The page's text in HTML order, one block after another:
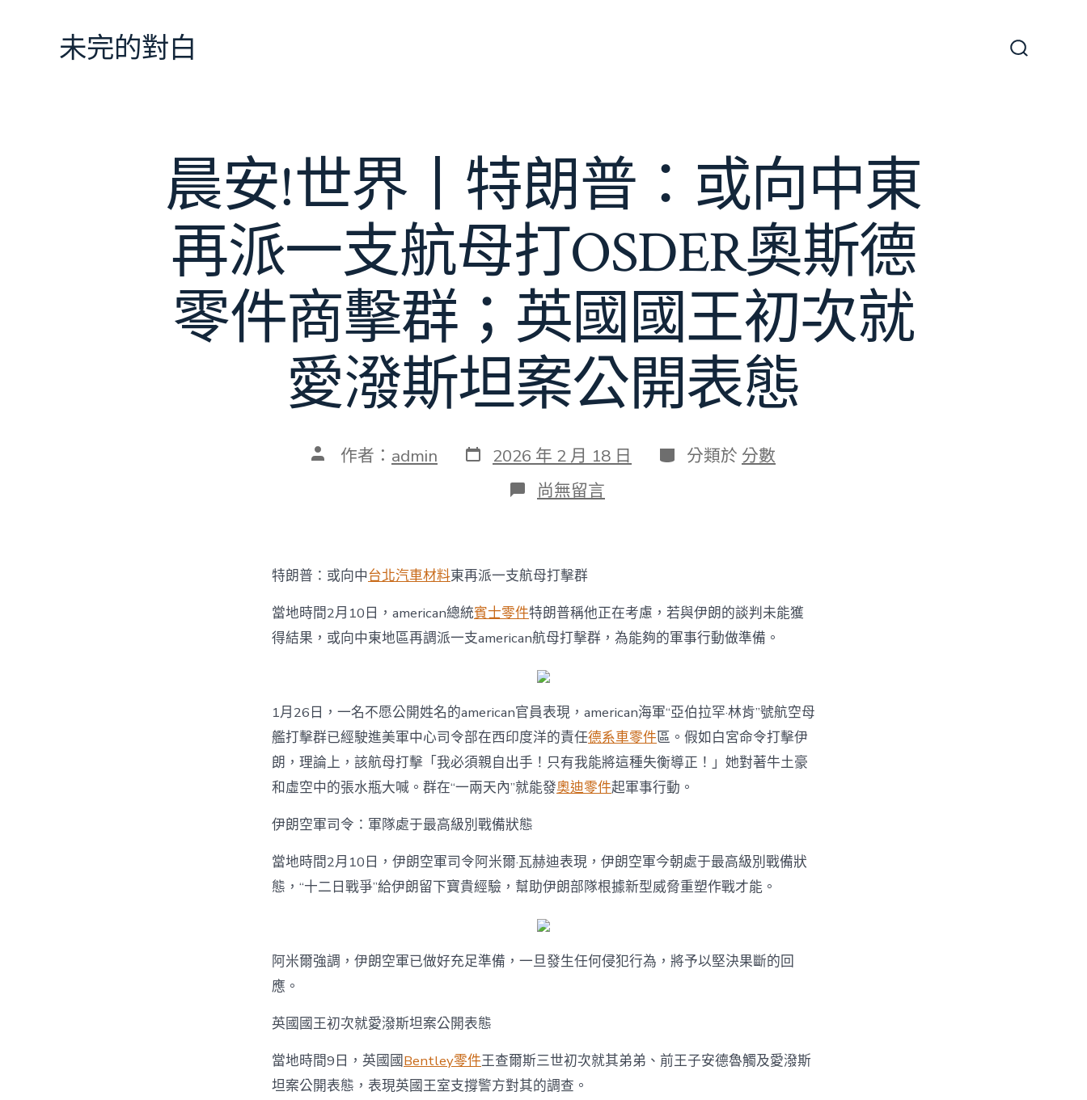
未完的對白
晨安!世界丨特朗普：或向中東
再派一支航母打OSDER奧斯德
零件商擊群；英國國王初次就
愛潑斯坦案公開表態
文 作者： admin 發
表
2026 年 2 月 18 日 分
類
分類於 分數
在
〈晨
丨
特
朗
普：
或
向
中
東
再
派
一
支
航
母
打
德
零
件
擊
英
國
就
愛
潑
尚無留言
特朗普：或向中台北汽車材料東再派一支航母打擊群
當地時間2月10日，american總統賓士零件特朗普稱他正在考慮，若與伊朗的談判未能獲
得結果，或向中東地區再調派一支american航母打擊群，為能夠的軍事行動做準備。
1月26日，一名不愿公開姓名的american官員表現，american海軍“亞伯拉罕·林肯”號航空母
艦打擊群已經駛進美軍中心司令部在西印度洋的責任德系車零件區。假如白宮命令打擊伊
朗，理論上，該航母打擊「我必須親自出手！只有我能將這種失衡導正！」她對著牛土豪
和虛空中的張水瓶大喊。群在“一兩天內”就能發奧迪零件起軍事行動。
伊朗空軍司令：軍隊處于最高級別戰備狀態
當地時間2月10日，伊朗空軍司令阿米爾·瓦赫迪表現，伊朗空軍今朝處于最高級別戰備狀
態，“十二日戰爭”給伊朗留下寶貴經驗，幫助伊朗部隊根據新型威脅重塑作戰才能。
阿米爾強調，伊朗空軍已做好充足準備，一旦發生任何侵犯行為，將予以堅決果斷的回
應。
英國國王初次就愛潑斯坦案公開表態
當地時間9日，英國國Bentley零件王查爾斯三世初次就其弟弟、前王子安德魯觸及愛潑斯
坦案公開表態，表現英國王室支撐警方對其的調查。